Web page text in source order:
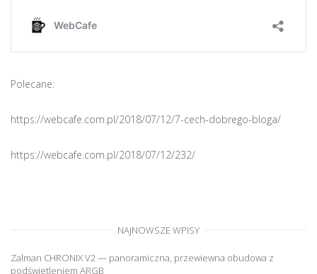
Polecane:
https://webcafe.com.pl/2018/07/12/7-cech-dobrego-bloga/
https://webcafe.com.pl/2018/07/12/232/
NAJNOWSZE WPISY
Zalman CHRONIX V2 — panoramiczna, przewiewna obudowa z
podświetleniem ARGB